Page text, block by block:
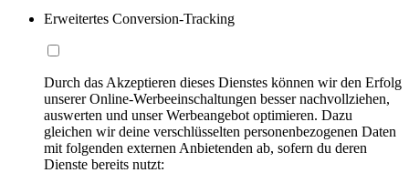
Erweitertes Conversion-Tracking
Durch das Akzeptieren dieses Dienstes können wir den Erfolg
unserer Online-Werbeeinschaltungen besser nachvollziehen,
auswerten und unser Werbeangebot optimieren. Dazu
gleichen wir deine verschlüsselten personenbezogenen Daten
mit folgenden externen Anbietenden ab, sofern du deren
Dienste bereits nutzt: